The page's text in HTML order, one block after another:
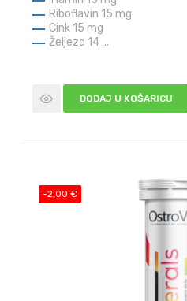
Riboflavin 15 mg
Cink 15 mg
Željezo 14 ...
DODAJ U KOŠARICU
-2,00 €